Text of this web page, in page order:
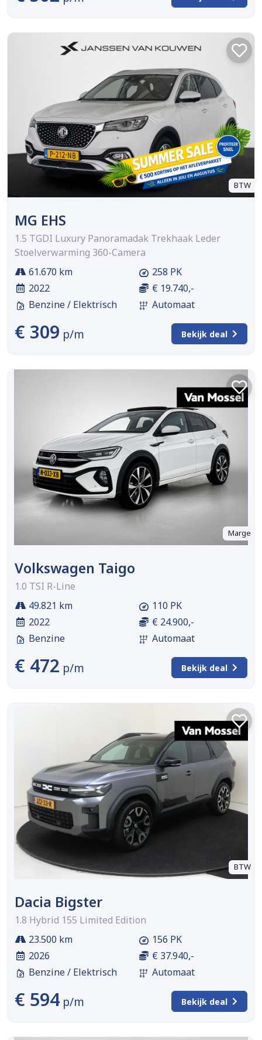
BTW
MG EHS
1.5 TGDI Luxury Panoramadak Trekhaak Leder
Stoelverwarming 360-Camera
61.670 km
2022
Benzine / Elektrisch
258 PK
€ 19.740,-
Automaat
€ 309 p/m Bekijk deal
Marge
Volkswagen Taigo
1.0 TSI R-Line
49.821 km
2022
Benzine
110 PK
€ 24.900,-
Automaat
€ 472 p/m Bekijk deal
BTW
Dacia Bigster
1.8 Hybrid 155 Limited Edition
23.500 km
2026
Benzine / Elektrisch
156 PK
€ 37.940,-
Automaat
€ 594 p/m Bekijk deal